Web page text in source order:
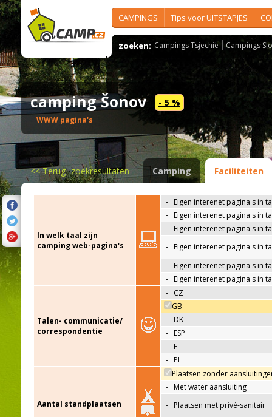
CAMPINGS Tips voor UITSTAPJES
zoeken: Campings Tsjechië Campings
camping Šonov - 5 %
WWW pagina's
<<Terug- zoekresultaten Camping Faciliteiten
In welk taal zijn
camping web-pagina's
- Eigen interenet pagina's in
- Eigen interenet pagina's in
- Eigen interenet pagina's in
- Eigen interenet pagina's in
- Eigen interenet pagina's in
- Eigen interenet pagina's in
Talen- communicatie/
correspondentie
- CZ
GB
- DK
- ESP
- F
- PL
Aantal standplaatsen
Plaatsen zonder
- Met water aansluiting
- Plaatsen met privé-sanitair